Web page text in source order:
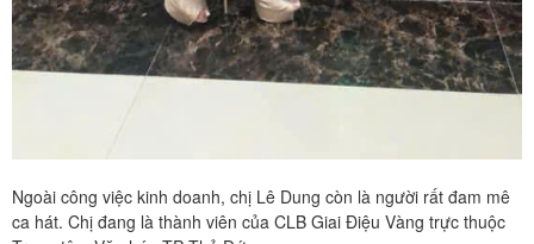
Ngoài công việc kinh doanh, chị Lê Dung còn là người rất đam mê
ca hát. Chị đang là thành viên của CLB Giai Điệu Vàng trực thuộc